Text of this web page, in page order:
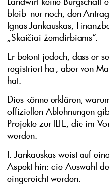
bleibt nur noch, den
Ignas Jankauskas,
„Skaičiai žemdirbiams“.
Er betont jedoch, dass er
registriert hat, aber von
hat.
Dies könne erklären,
offiziellen Ablehnungen
Projekte zur ILTE, die im
werden.
I. Jankauskas weist auf
Aspekt hin: die Auswahl
eingereicht werden.